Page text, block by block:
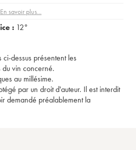
En savoir plus...
: 12°
dessus présentent les
du vin concerné.
au millésime.
par un droit d'auteur. Il est interdit
demandé préalablement la